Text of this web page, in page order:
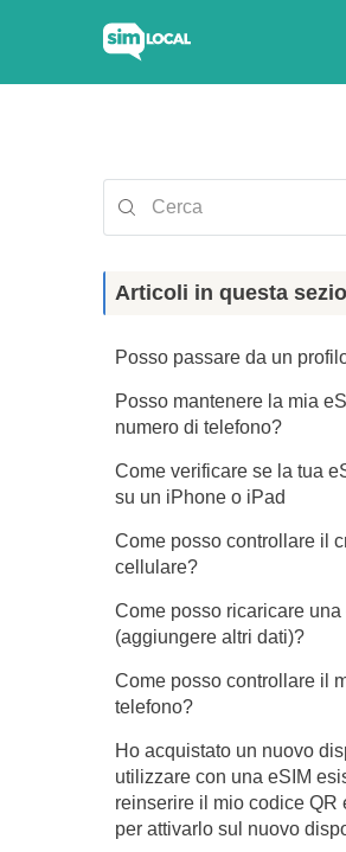
Articoli in questa
Posso passare da un
Posso mantenere la mia
numero di telefono?
Come verificare se la tua
su un iPhone o iPad
Come posso controllare il
cellulare?
Come posso ricaricare una
(aggiungere altri dati)?
Come posso controllare il
telefono?
Ho acquistato un nuovo
utilizzare con una eSIM
reinserire il mio codice QR
per attivarlo sul nuovo